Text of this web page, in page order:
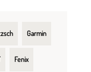
Garmin
Fenix